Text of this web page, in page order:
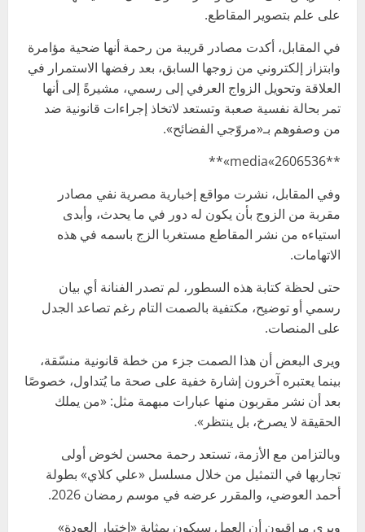
على علم بتصوير المقاطع.
في المقابل، أكدت مصادر قريبة من رحمة أنها ضحية مؤامرة
وابتزاز إلكتروني من زوجها السابق، بعد رفضها الاستمرار في
العلاقة وتحويل الزواج العرفي إلى رسمي، مشيرةً إلى أنها
تمر بحالة نفسية صعبة وتستعد لاتخاذ إجراءات قانونية ضد
من وصفوهم بـ«مروّجي الفضائح».
**media«2606536»**
وفي المقابل، نشرت مواقع إخبارية مصرية نفي مصادر
مقربة من الزوج بأن يكون له دور في ما يحدث، وأبدى
استياءه من نشر المقاطع مستغربا الزج باسمه في هذه
الاتهامات.
حتى لحظة كتابة هذه السطور، لم تصدر الفنانة أي بيان
رسمي أو توضيح، مكتفية بالصمت التام رغم تصاعد الجدل
على المنصات.
ويرى البعض أن هذا الصمت جزء من خطة قانونية منسّقة،
بينما يعتبره آخرون إشارة خفية على صحة ما يُتداول، خصوصًا
بعد أن نشر مقربون منها عبارات مبهمة مثل: «من يملك
الحقيقة لا يصرخ، بل ينتظر».
وبالتزامن مع الأزمة، تستعد رحمة محسن لخوض أولى
تجاربها في التمثيل من خلال مسلسل «علي كلاي» بطولة
أحمد العوضي، والمقرر عرضه في موسم رمضان 2026.
ويرى مراقبون أن العمل سيكون بمثابة «اختبار العودة»